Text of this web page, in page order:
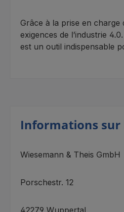
Grâce à la prise en charge
exigences de l’industrie
est un outil indispensable
Informations sur
Wiesemann & Theis GmbH
Porschestr. 12
42279 Wuppertal